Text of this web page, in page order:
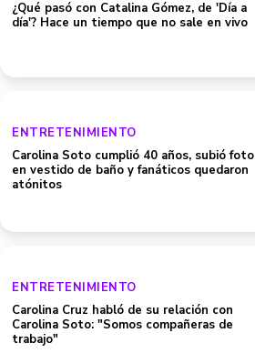
¿Qué pasó con Catalina Gómez, de 'Día a
día'? Hace un tiempo que no sale en vivo
ENTRETENIMIENTO
Carolina Soto cumplió 40 años, subió foto
en vestido de baño y fanáticos quedaron
atónitos
ENTRETENIMIENTO
Carolina Cruz habló de su relación con
Carolina Soto: "Somos compañeras de
trabajo"